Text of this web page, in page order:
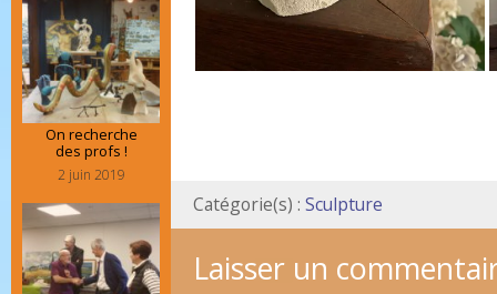
Catégorie(s) : Sculpture
Laisser un
On recherche
des profs !
2 juin 2019